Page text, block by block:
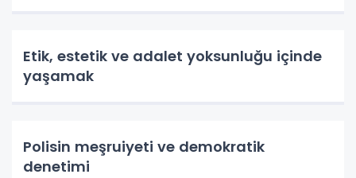
Etik, estetik ve adalet yoksunluğu içinde
yaşamak
Polisin meşruiyeti ve demokratik
denetimi